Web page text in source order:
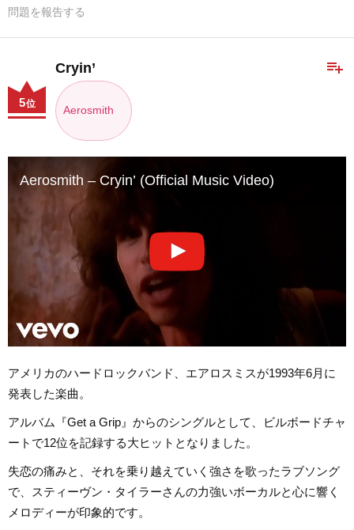
問題を報告する
playlist_add
Cryin’
Aerosmith
5位
Aerosmith – Cryin’ (Official Music Video)
アメリカのハードロックバンド、エアロスミスが1993年6月に
発表した楽曲。
アルバム『Get a Grip』からのシングルとして、ビルボードチャ
ートで12位を記録する大ヒットとなりました。
失恋の痛みと、それを乗り越えていく強さを歌ったラブソング
で、スティーヴン・タイラーさんの力強いボーカルと心に響く
メロディーが印象的です。